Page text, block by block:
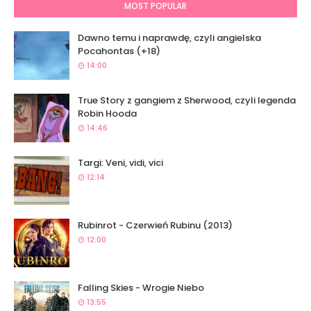
MOST POPULAR
Dawno temu i naprawdę, czyli angielska
Pocahontas (+18)
14:00
True Story z gangiem z Sherwood, czyli legenda
Robin Hooda
14:46
Targi: Veni, vidi, vici
12:14
Rubinrot - Czerwień Rubinu (2013)
12:00
Falling Skies - Wrogie Niebo
13:55